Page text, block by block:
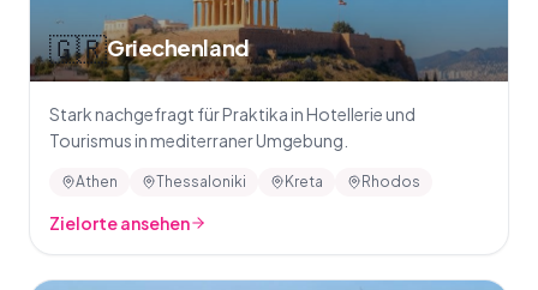
🇬🇷Griechenland
Stark nachgefragt für Praktika in Hotellerie und
Tourismus in mediterraner Umgebung.
Athen Thessaloniki Kreta Rhodos
Zielorte ansehen